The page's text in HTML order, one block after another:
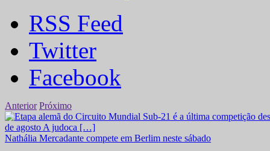
RSS Feed
Twitter
Facebook
Anterior Próximo
Nathália Mercadante compete em Berlim neste sábado